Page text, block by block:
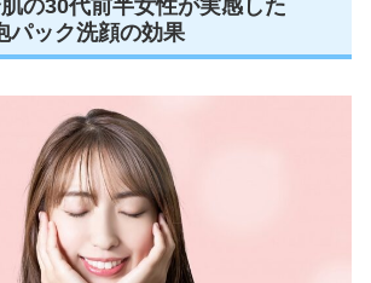
の30代前半女性が実感した
パック洗顔の効果